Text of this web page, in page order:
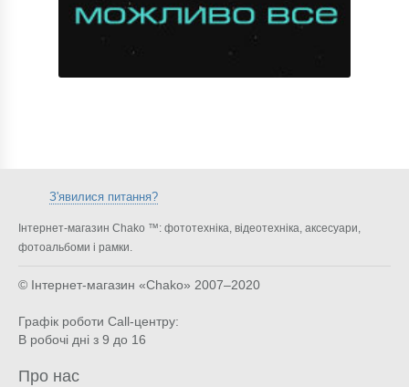
З'явилися питання?
Інтернет-магазин Chako ™: фототехніка, відеотехніка, аксесуари,
фотоальбоми і рамки.
© Інтернет-магазин «Chako» 2007–2020
Графік роботи Call-центру:
В робочі дні з 9 до 16
Про нас